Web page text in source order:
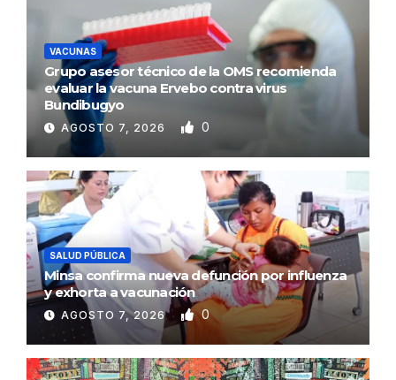
VACUNAS
Grupo asesor técnico de la OMS recomienda
evaluar la vacuna Ervebo contra virus
Bundibugyo
AGOSTO 7, 2026 0
SALUD PÚBLICA
Minsa confirma nueva defunción por influenza
y exhorta a vacunación
AGOSTO 7, 2026 0